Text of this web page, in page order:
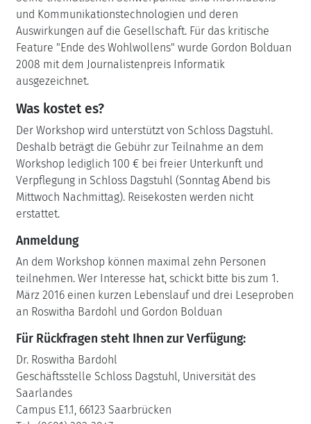
und Kommunikationstechnologien und deren
Auswirkungen auf die Gesellschaft. Für das kritische
Feature "Ende des Wohlwollens" wurde Gordon Bolduan
2008 mit dem Journalistenpreis Informatik
ausgezeichnet.
Was kostet es?
Der Workshop wird unterstützt von Schloss Dagstuhl.
Deshalb beträgt die Gebühr zur Teilnahme an dem
Workshop lediglich 100 € bei freier Unterkunft und
Verpflegung in Schloss Dagstuhl (Sonntag Abend bis
Mittwoch Nachmittag). Reisekosten werden nicht
erstattet.
Anmeldung
An dem Workshop können maximal zehn Personen
teilnehmen. Wer Interesse hat, schickt bitte bis zum 1.
März 2016 einen kurzen Lebenslauf und drei Leseproben
an Roswitha Bardohl und Gordon Bolduan
Für Rückfragen steht Ihnen zur Verfügung:
Dr. Roswitha Bardohl
Geschäftsstelle Schloss Dagstuhl, Universität des
Saarlandes
Campus E1.1, 66123 Saarbrücken